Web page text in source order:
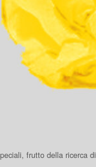
frutto della ricerca di